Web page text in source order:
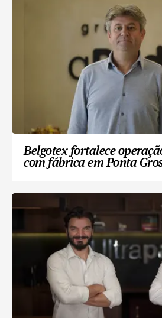
Belgotex fortalece
com fábrica em Ponta